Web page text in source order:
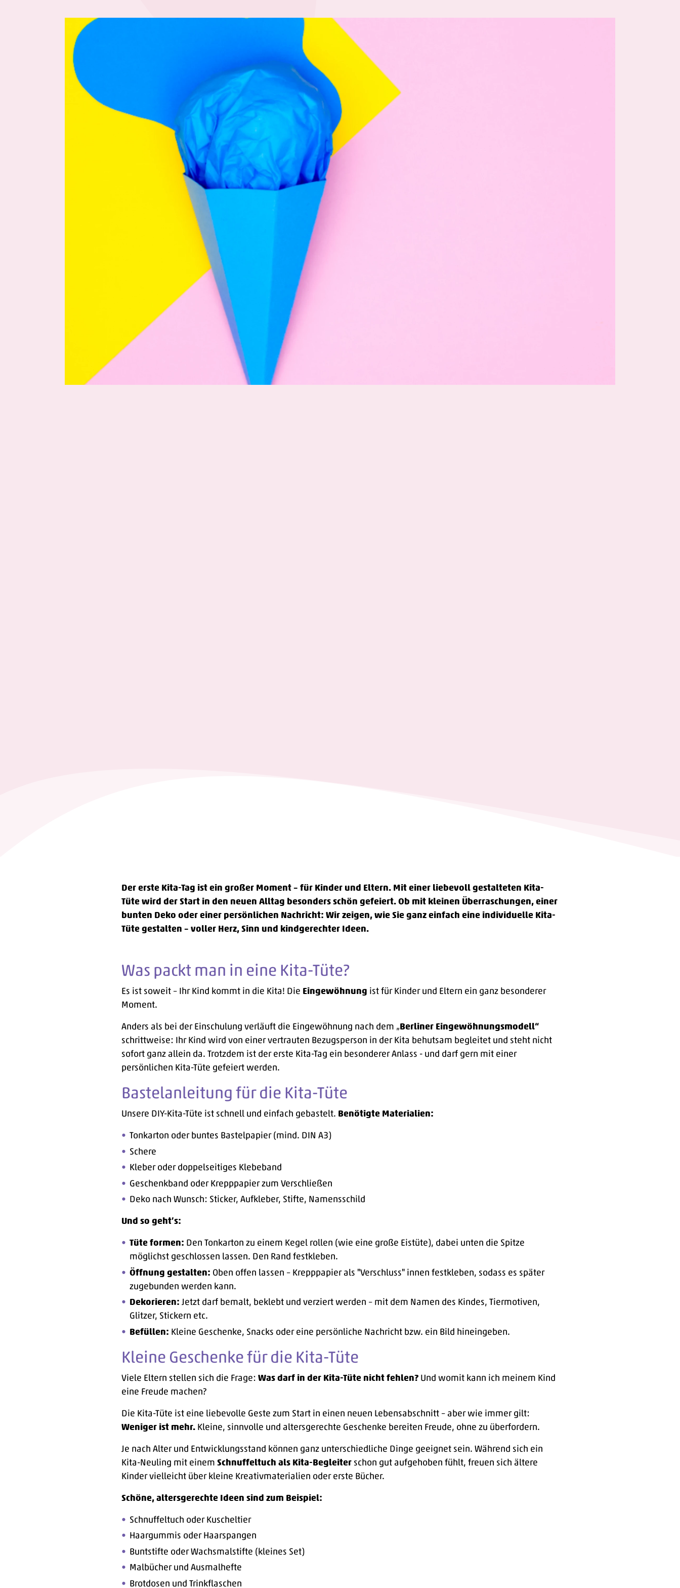
Der erste Kita-Tag ist ein großer Moment – für Kinder und Eltern. Mit einer liebevoll gestalteten Kita-
Tüte wird der Start in den neuen Alltag besonders schön gefeiert. Ob mit kleinen Überraschungen, einer
bunten Deko oder einer persönlichen Nachricht: Wir zeigen, wie Sie ganz einfach eine individuelle Kita-
Tüte gestalten – voller Herz, Sinn und kindgerechter Ideen.
Was packt man in eine Kita-Tüte?
Es ist soweit – Ihr Kind kommt in die Kita! Die Eingewöhnung ist für Kinder und Eltern ein ganz besonderer
Moment.
Anders als bei der Einschulung verläuft die Eingewöhnung nach dem „Berliner Eingewöhnungsmodell“
schrittweise: Ihr Kind wird von einer vertrauten Bezugsperson in der Kita behutsam begleitet und steht nicht
sofort ganz allein da. Trotzdem ist der erste Kita-Tag ein besonderer Anlass - und darf gern mit einer
persönlichen Kita-Tüte gefeiert werden.
Bastelanleitung für die Kita-Tüte
Unsere DIY-Kita-Tüte ist schnell und einfach gebastelt. Benötigte Materialien:
Tonkarton oder buntes Bastelpapier (mind. DIN A3)
Schere
Kleber oder doppelseitiges Klebeband
Geschenkband oder Krepppapier zum Verschließen
Deko nach Wunsch: Sticker, Aufkleber, Stifte, Namensschild
Und so geht’s:
Tüte formen: Den Tonkarton zu einem Kegel rollen (wie eine große Eistüte), dabei unten die Spitze
möglichst geschlossen lassen. Den Rand festkleben.
Öffnung gestalten: Oben offen lassen – Krepppapier als "Verschluss" innen festkleben, sodass es später
zugebunden werden kann.
Dekorieren: Jetzt darf bemalt, beklebt und verziert werden – mit dem Namen des Kindes, Tiermotiven,
Glitzer, Stickern etc.
Befüllen: Kleine Geschenke, Snacks oder eine persönliche Nachricht bzw. ein Bild hineingeben.
Kleine Geschenke für die Kita-Tüte
Viele Eltern stellen sich die Frage: Was darf in der Kita-Tüte nicht fehlen? Und womit kann ich meinem Kind
eine Freude machen?
Die Kita-Tüte ist eine liebevolle Geste zum Start in einen neuen Lebensabschnitt – aber wie immer gilt:
Weniger ist mehr. Kleine, sinnvolle und altersgerechte Geschenke bereiten Freude, ohne zu überfordern.
Je nach Alter und Entwicklungsstand können ganz unterschiedliche Dinge geeignet sein. Während sich ein
Kita-Neuling mit einem Schnuffeltuch als Kita-Begleiter schon gut aufgehoben fühlt, freuen sich ältere
Kinder vielleicht über kleine Kreativmaterialien oder erste Bücher.
Schöne, altersgerechte Ideen sind zum Beispiel:
Schnuffeltuch oder Kuscheltier
Haargummis oder Haarspangen
Buntstifte oder Wachsmalstifte (kleines Set)
Malbücher und Ausmalhefte
Brotdosen und Trinkflaschen